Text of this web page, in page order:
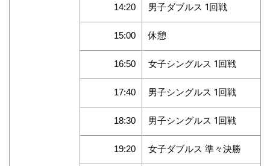
14:20 男子ダブルス 1回戦
15:00 休憩
16:50 女子シングルス 1回戦
17:40 男子シングルス 1回戦
18:30 男子シングルス 1回戦
19:20 女子ダブルス 準々決勝